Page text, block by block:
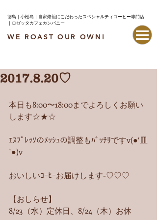
WE ROAST OUR OWN!
徳島｜小松島｜自家焙煎にこだわったスペシャルティコーヒー専門店
｜ロゼッタカフェカンパニー
2017.8.20♡
本日も8:00〜18:00までよろしくお願い
します☆★☆
ｴｽﾌﾟﾚｯｿのﾒｯｼｭの調整もﾊﾞｯﾁﾘですv(●′皿
`●)v
おいしいｺｰﾋｰお届けします-♡♡♡
【おしらせ】
8/23（水）定休日、8/24（木）お休